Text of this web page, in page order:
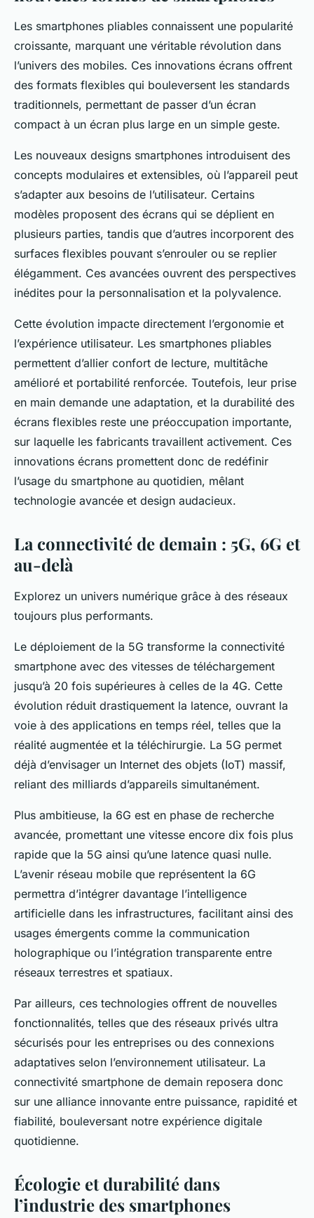
Les smartphones pliables connaissent une popularité
croissante, marquant une véritable révolution dans
l’univers des mobiles. Ces innovations écrans offrent
des formats flexibles qui bouleversent les standards
traditionnels, permettant de passer d’un écran
compact à un écran plus large en un simple geste.
Les nouveaux designs smartphones introduisent des
concepts modulaires et extensibles, où l’appareil peut
s’adapter aux besoins de l’utilisateur. Certains
modèles proposent des écrans qui se déplient en
plusieurs parties, tandis que d’autres incorporent des
surfaces flexibles pouvant s’enrouler ou se replier
élégamment. Ces avancées ouvrent des perspectives
inédites pour la personnalisation et la polyvalence.
Cette évolution impacte directement l’ergonomie et
l’expérience utilisateur. Les smartphones pliables
permettent d’allier confort de lecture, multitâche
amélioré et portabilité renforcée. Toutefois, leur prise
en main demande une adaptation, et la durabilité des
écrans flexibles reste une préoccupation importante,
sur laquelle les fabricants travaillent activement. Ces
innovations écrans promettent donc de redéfinir
l’usage du smartphone au quotidien, mêlant
technologie avancée et design audacieux.
La connectivité de demain : 5G, 6G et
au-delà
Explorez un univers numérique grâce à des réseaux
toujours plus performants.
Le déploiement de la 5G transforme la connectivité
smartphone avec des vitesses de téléchargement
jusqu’à 20 fois supérieures à celles de la 4G. Cette
évolution réduit drastiquement la latence, ouvrant la
voie à des applications en temps réel, telles que la
réalité augmentée et la téléchirurgie. La 5G permet
déjà d’envisager un Internet des objets (IoT) massif,
reliant des milliards d’appareils simultanément.
Plus ambitieuse, la 6G est en phase de recherche
avancée, promettant une vitesse encore dix fois plus
rapide que la 5G ainsi qu’une latence quasi nulle.
L’avenir réseau mobile que représentent la 6G
permettra d’intégrer davantage l’intelligence
artificielle dans les infrastructures, facilitant ainsi des
usages émergents comme la communication
holographique ou l’intégration transparente entre
réseaux terrestres et spatiaux.
Par ailleurs, ces technologies offrent de nouvelles
fonctionnalités, telles que des réseaux privés ultra
sécurisés pour les entreprises ou des connexions
adaptatives selon l’environnement utilisateur. La
connectivité smartphone de demain reposera donc
sur une alliance innovante entre puissance, rapidité et
fiabilité, bouleversant notre expérience digitale
quotidienne.
Écologie et durabilité dans
l’industrie des smartphones